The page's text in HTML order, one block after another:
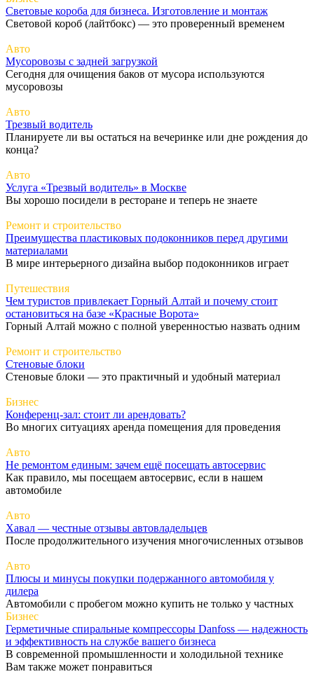
Световые короба для бизнеса. Изготовление и монтаж
Световой короб (лайтбокс) — это проверенный временем
Авто
Мусоровозы с задней загрузкой
Сегодня для очищения баков от мусора используются
мусоровозы
Авто
Трезвый водитель
Планируете ли вы остаться на вечеринке или дне рождения до
конца?
Авто
Услуга «Трезвый водитель» в Москве
Вы хорошо посидели в ресторане и теперь не знаете
Ремонт и строительство
Преимущества пластиковых подоконников перед другими
материалами
В мире интерьерного дизайна выбор подоконников играет
Путешествия
Чем туристов привлекает Горный Алтай и почему стоит
остановиться на базе «Красные Ворота»
Горный Алтай можно с полной уверенностью назвать одним
Ремонт и строительство
Стеновые блоки
Стеновые блоки — это практичный и удобный материал
Бизнес
Конференц-зал: стоит ли арендовать?
Во многих ситуациях аренда помещения для проведения
Авто
Не ремонтом единым: зачем ещё посещать автосервис
Как правило, мы посещаем автосервис, если в нашем
автомобиле
Авто
Хавал — честные отзывы автовладельцев
После продолжительного изучения многочисленных отзывов
Авто
Плюсы и минусы покупки подержанного автомобиля у
дилера
Автомобили с пробегом можно купить не только у частных
Бизнес
Герметичные спиральные компрессоры Danfoss — надежность
и эффективность на службе вашего бизнеса
В современной промышленности и холодильной технике
Вам также может понравиться